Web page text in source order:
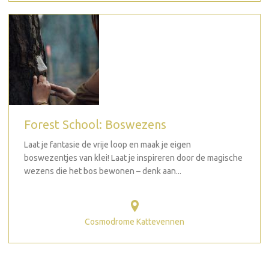
Forest School: Boswezens
Laat je fantasie de vrije loop en maak je eigen
boswezentjes van klei! Laat je inspireren door de magische
wezens die het bos bewonen – denk aan...
Cosmodrome Kattevennen